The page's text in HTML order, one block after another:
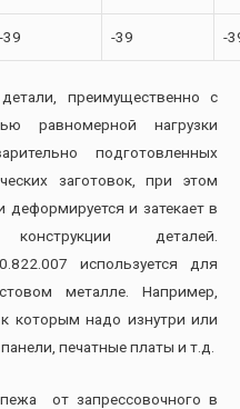
-39 -39 -
преимущественно с
равномерной нагрузки
подготовленных
заготовок, при этом
деформируется и затекает в
деталей.
используется для
металле. Например,
которым надо изнутри или
печатные платы и т.д.
от запрессовочного в